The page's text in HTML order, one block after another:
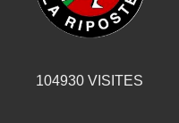
104930 VISITES